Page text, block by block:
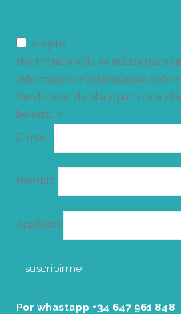
Acepto
electrónico solo se utiliza para
informativo e información sobre
Puede usar el enlace para
boletín. >
E-mail*
Nombre
Apellidos
Por whastapp +34 ‭647 961 848‬